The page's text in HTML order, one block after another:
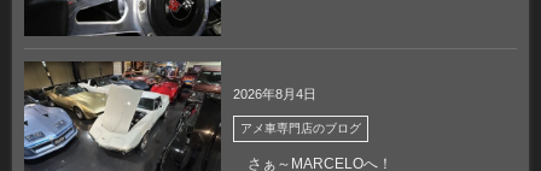
2026年8月4日
アメ車専門店のブログ
さぁ～MARCELOへ！